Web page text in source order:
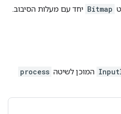
Bitmap יחד עם מעלות הסיבוב.
המוכן לשיטה process